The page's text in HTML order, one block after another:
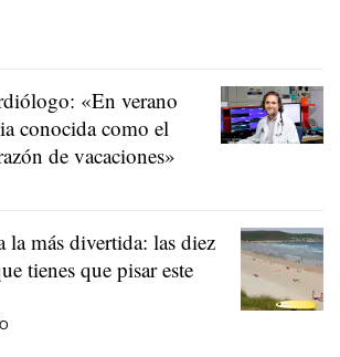
«En verano
conocida como el
de vacaciones»
la más divertida: las diez
tienes que pisar este